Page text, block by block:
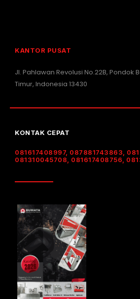
KANTOR PUSAT
Jl. Pahlawan Revolusi No.22B, Pondok
Timur, Indonesia 13430
KONTAK CEPAT
081617408997, 087881743863,
081310045708, 081617408756,